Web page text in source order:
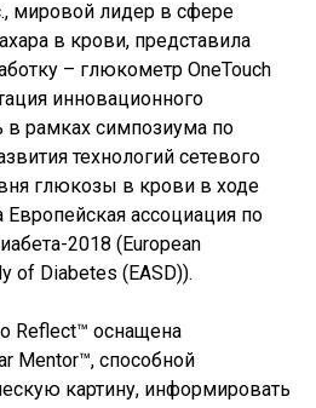
мировой лидер в сфере
в крови, представила
– глюкометр OneTouch
инновационного
в рамках симпозиума по
технологий сетевого
глюкозы в крови в ходе
Европейская ассоциация по
2018 (European
of Diabetes (EASD)).
Reflect™ оснащена
Mentor™, способной
картину, информировать